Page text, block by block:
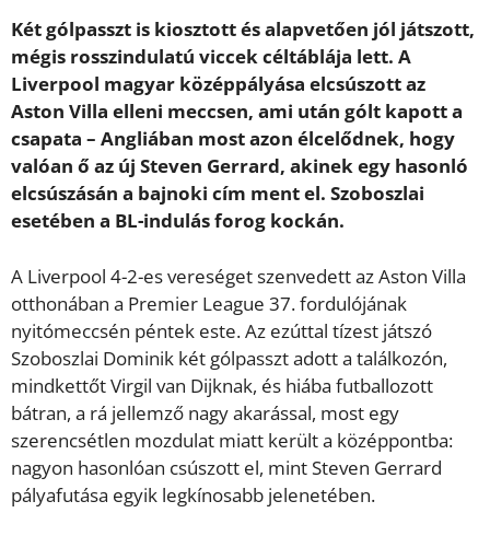
Két gólpasszt is kiosztott és alapvetően jól játszott,
mégis rosszindulatú viccek céltáblája lett. A
Liverpool magyar középpályása elcsúszott az
Aston Villa elleni meccsen, ami után gólt kapott a
csapata – Angliában most azon élcelődnek, hogy
valóan ő az új Steven Gerrard, akinek egy hasonló
elcsúszásán a bajnoki cím ment el. Szoboszlai
esetében a BL-indulás forog kockán.
A Liverpool 4-2-es vereséget szenvedett az Aston Villa
otthonában a Premier League 37. fordulójának
nyitómeccsén péntek este. Az ezúttal tízest játszó
Szoboszlai Dominik két gólpasszt adott a találkozón,
mindkettőt Virgil van Dijknak, és hiába futballozott
bátran, a rá jellemző nagy akarással, most egy
szerencsétlen mozdulat miatt került a középpontba:
nagyon hasonlóan csúszott el, mint Steven Gerrard
pályafutása egyik legkínosabb jelenetében.